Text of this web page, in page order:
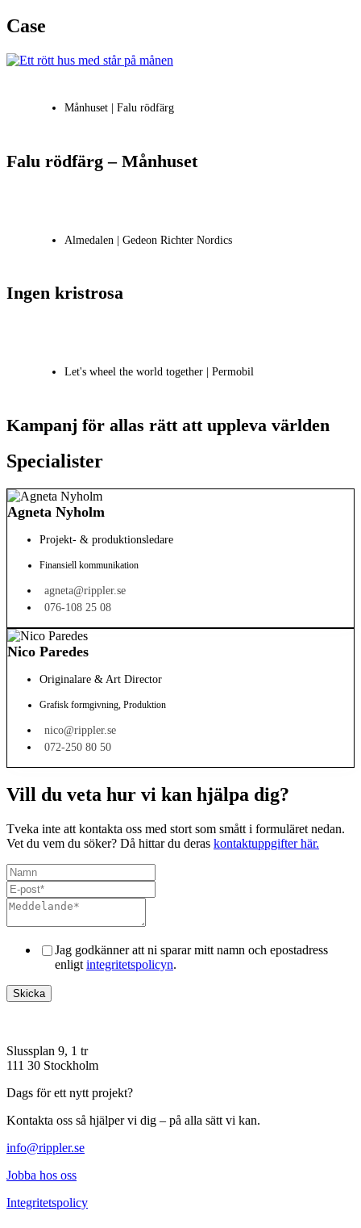
Case
Månhuset | Falu rödfärg
Falu rödfärg – Månhuset
Almedalen | Gedeon Richter Nordics
Ingen kristrosa
Let's wheel the world together | Permobil
Kampanj för allas rätt att uppleva världen
Specialister
Agneta Nyholm
Projekt- & produktionsledare
Finansiell kommunikation
agneta@rippler.se
076-108 25 08
Nico Paredes
Originalare & Art Director
Grafisk formgivning, Produktion
nico@rippler.se
072-250 80 50
Vill du veta hur vi kan hjälpa dig?
Tveka inte att kontakta oss med stort som smått i formuläret nedan.
Vet du vem du söker? Då hittar du deras kontaktuppgifter här.
Jag godkänner att ni sparar mitt namn och epostadress
enligt integritetspolicyn.
Slussplan 9, 1 tr
111 30 Stockholm
Dags för ett nytt projekt?
Kontakta oss så hjälper vi dig – på alla sätt vi kan.
info@rippler.se
Jobba hos oss
Integritetspolicy